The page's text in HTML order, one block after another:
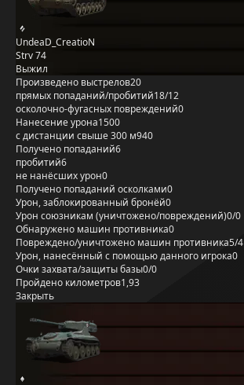
UndeaD_CreatioN
Strv 74
Выжил
Произведено выстрелов20
прямых попаданий/пробитий18/12
осколочно-фугасных повреждений0
Нанесение урона1500
с дистанции свыше 300 м940
Получено попаданий6
пробитий6
не нанёсших урон0
Получено попаданий осколками0
Урон, заблокированный бронёй0
Урон союзникам (уничтожено/повреждений)0/0
Обнаружено машин противника0
Повреждено/уничтожено машин противника5/4
Урон, нанесённый с помощью данного игрока0
Очки захвата/защиты базы0/0
Пройдено километров1,93
Закрыть